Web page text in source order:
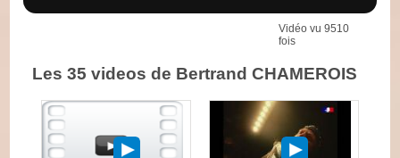
Vidéo vu 9510
fois
Les 35 videos de Bertrand CHAMEROIS